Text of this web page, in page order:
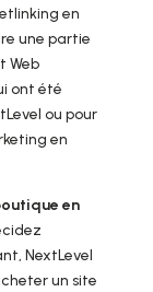
en
une partie
Web
ont été
ou pour
en
en
NextLevel
un site